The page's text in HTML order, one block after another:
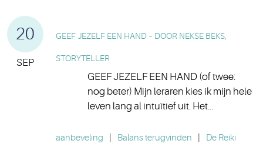
20
SEP
GEEF JEZELF EEN HAND – DOOR NEKSE BEKS,
STORYTELLER
GEEF JEZELF EEN HAND (of twee:
nog beter) Mijn leraren kies ik mijn hele
leven lang al intuïtief uit. Het...
aanbeveling Balans terugvinden
De Reiki